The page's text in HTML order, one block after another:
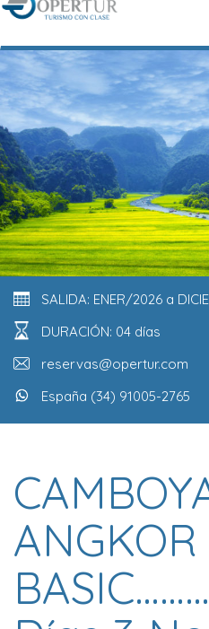
SALIDA: ENER/2026 a
DURACIÓN: 04 días
reservas@opertur.com
España (34) 91005-2765
ANGKOR